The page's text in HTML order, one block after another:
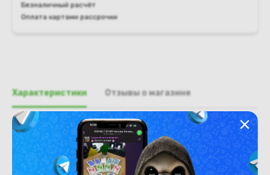
Безналичный расчёт
Оплата картами рассрочки
Характеристики Отзывы о магазине
Общая информация
Производитель
HP
Тип товара
Доп. плата USB